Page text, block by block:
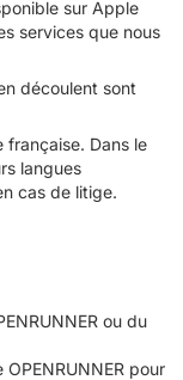
sur Apple
services que nous
découlent sont
française. Dans le
langues
cas de litige.
ou du
pour